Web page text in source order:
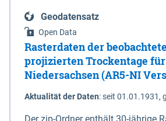
Geodatensatz
Open Data
Rasterdaten der
projizierten Trockentage für
Niedersachsen (AR5-NI
Aktualität der Daten:seit 01.01.1931,